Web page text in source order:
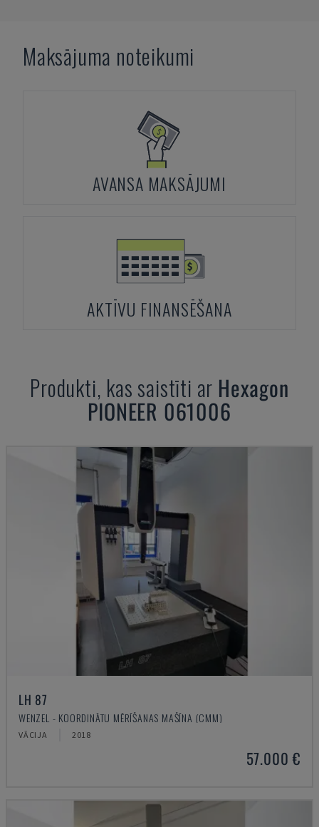
Maksājuma noteikumi
AVANSA MAKSĀJUMI
AKTĪVU FINANSĒŠANA
Produkti, kas saistīti ar Hexagon
PIONEER 061006
LH 87
WENZEL - KOORDINĀTU MĒRĪŠANAS MAŠĪNA (CMM)
VĀCIJA 2018
57.000 €